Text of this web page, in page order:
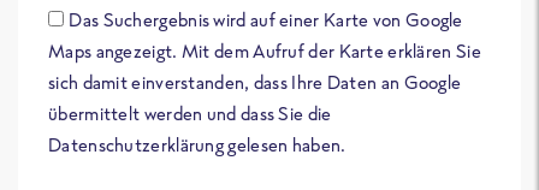
Das Suchergebnis wird auf einer Karte von Google
Maps angezeigt. Mit dem Aufruf der Karte erklären Sie
sich damit einverstanden, dass Ihre Daten an Google
übermittelt werden und dass Sie die
Datenschutzerklärung gelesen haben.